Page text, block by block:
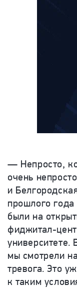
— Непросто,
очень
и
прошлого
были на
фиджитал-
университете.
мы смотрели
тревога. Это
к таким